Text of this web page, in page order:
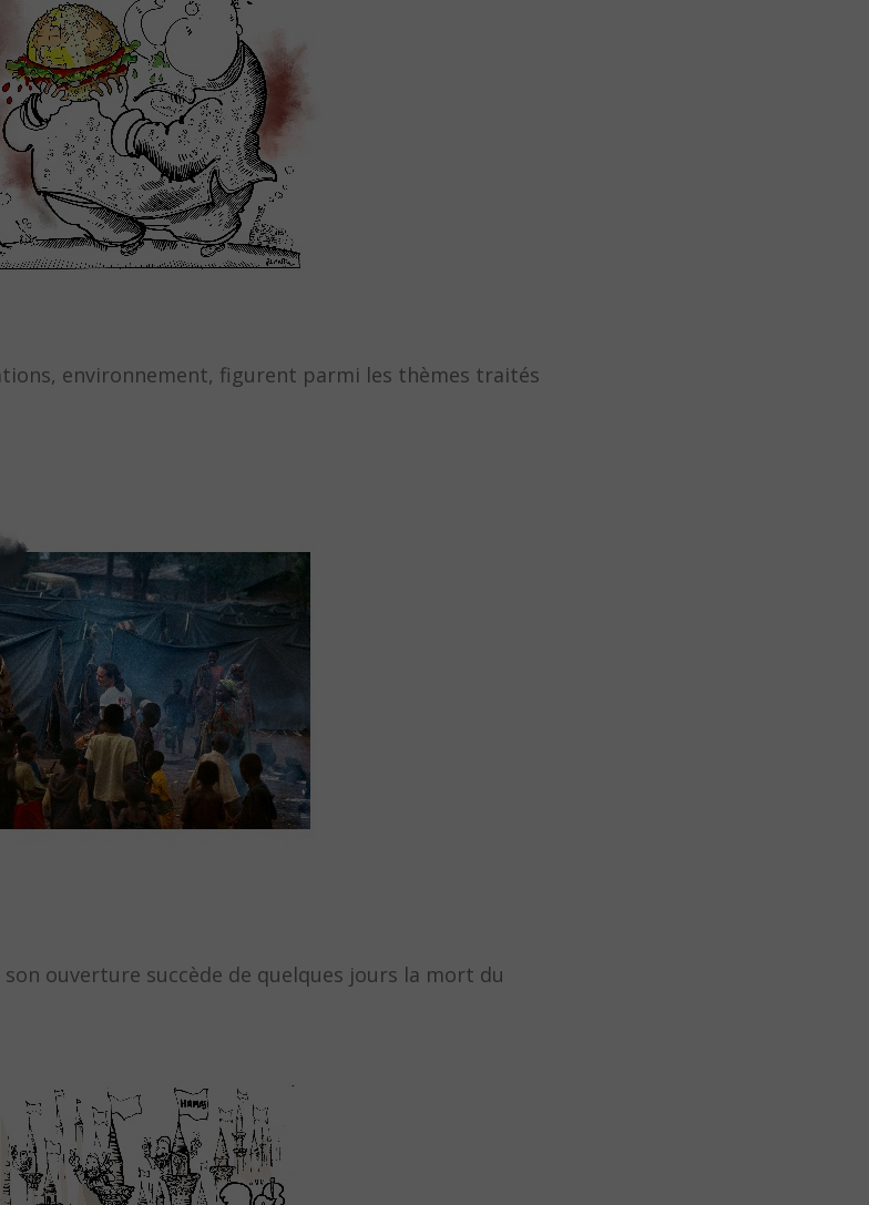
environnement, figurent parmi les thèmes traités
ouverture succède de quelques jours la mort du